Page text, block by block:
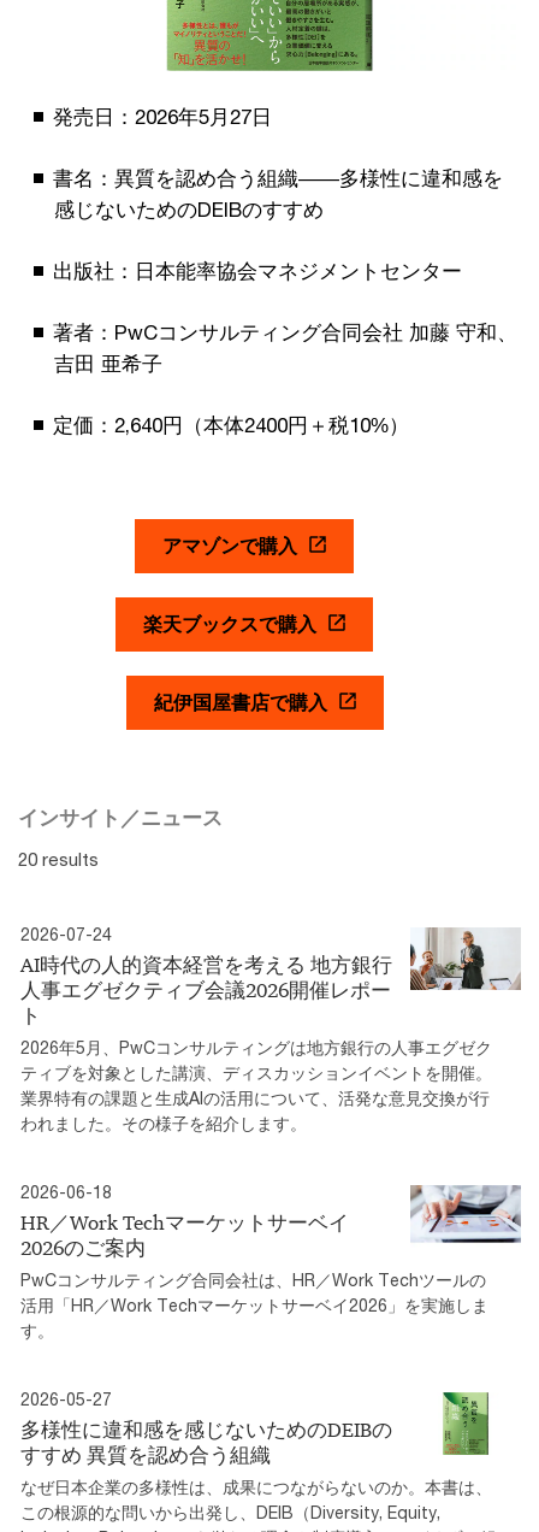
発売日：2026年5月27日
書名：異質を認め合う組織――多様性に違和感を
感じないためのDEIBのすすめ
出版社：日本能率協会マネジメントセンター
著者：PwCコンサルティング合同会社 加藤 守和、
吉田 亜希子
定価：2,640円（本体2400円＋税10%）
アマゾンで購入
楽天ブックスで購入
紀伊国屋書店で購入
インサイト／ニュース
20 results
2026-07-24
AI時代の人的資本経営を考える 地方銀行
人事エグゼクティブ会議2026開催レポー
ト
2026年5月、PwCコンサルティングは地方銀行の人事エグゼク
ティブを対象とした講演、ディスカッションイベントを開催。
業界特有の課題と生成AIの活用について、活発な意見交換が行
われました。その様子を紹介します。
2026-06-18
HR／Work Techマーケットサーベイ
2026のご案内
PwCコンサルティング合同会社は、HR／Work Techツールの
活用「HR／Work Techマーケットサーベイ2026」を実施しま
す。
2026-05-27
多様性に違和感を感じないためのDEIBの
すすめ 異質を認め合う組織
なぜ日本企業の多様性は、成果につながらないのか。本書は、
この根源的な問いから出発し、DEIB（Diversity, Equity,